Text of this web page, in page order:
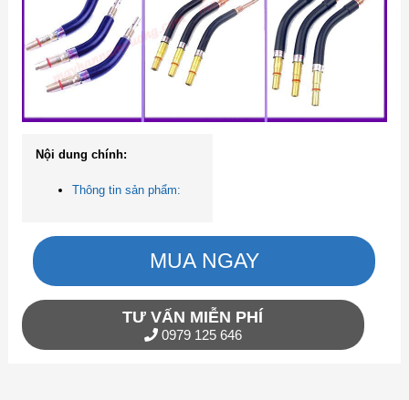
Nội dung chính:
Thông tin sản phẩm:
MUA NGAY
TƯ VẤN MIỄN PHÍ
0979 125 646